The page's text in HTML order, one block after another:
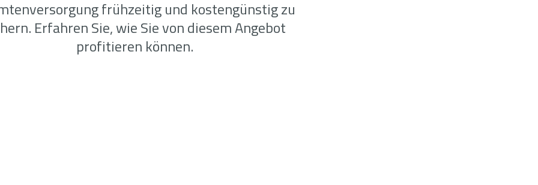
frühzeitig und kostengünstig zu
Erfahren Sie, wie Sie von diesem Angebot
profitieren können.